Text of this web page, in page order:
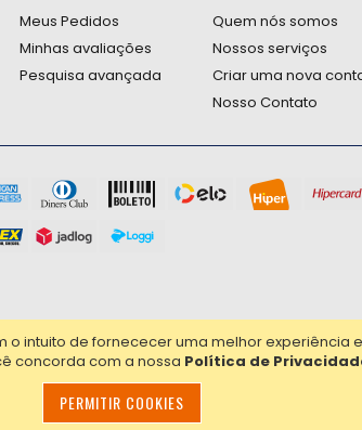
intuito de fornececer uma melhor experiência
concorda com a nossa Política de
PERMITIR COOKIES
Meus Pedidos
Minhas avaliações
Pesquisa avançada
Quem nós somos
Nossos serviços
Criar uma nova
Nosso Contato
os direitos reservados.